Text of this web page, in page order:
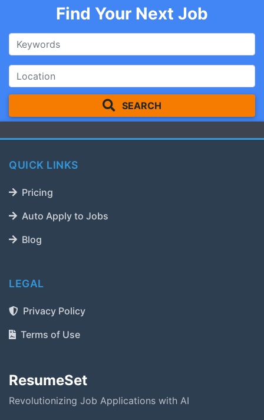
Find Your Next Job
SEARCH
QUICK LINKS
Pricing
Auto Apply to Jobs
Blog
LEGAL
Privacy Policy
Terms of Use
ResumeSet
Revolutionizing Job Applications with AI